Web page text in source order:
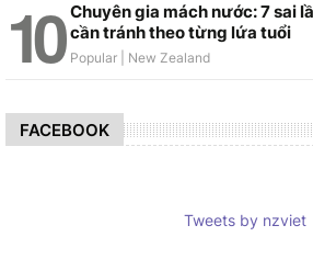
Chuyên gia mách nước: 7 sai
cần tránh theo từng lứa tuổi
FACEBOOK
Tweets by nzviet